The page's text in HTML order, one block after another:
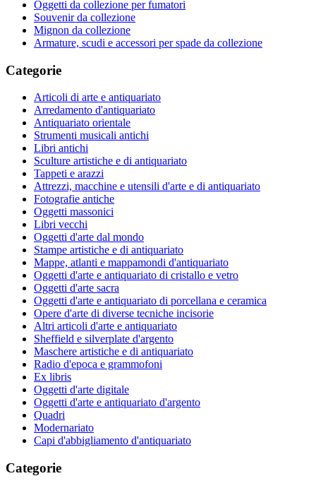
Oggetti da collezione per fumatori
Souvenir da collezione
Mignon da collezione
Armature, scudi e accessori per spade da collezione
Categorie
Articoli di arte e antiquariato
Arredamento d'antiquariato
Antiquariato orientale
Strumenti musicali antichi
Libri antichi
Sculture artistiche e di antiquariato
Tappeti e arazzi
Attrezzi, macchine e utensili d'arte e di antiquariato
Fotografie antiche
Oggetti massonici
Libri vecchi
Oggetti d'arte dal mondo
Stampe artistiche e di antiquariato
Mappe, atlanti e mappamondi d'antiquariato
Oggetti d'arte e antiquariato di cristallo e vetro
Oggetti d'arte sacra
Oggetti d'arte e antiquariato di porcellana e ceramica
Opere d'arte di diverse tecniche incisorie
Altri articoli d'arte e antiquariato
Sheffield e silverplate d'argento
Maschere artistiche e di antiquariato
Radio d'epoca e grammofoni
Ex libris
Oggetti d'arte digitale
Oggetti d'arte e antiquariato d'argento
Quadri
Modernariato
Capi d'abbigliamento d'antiquariato
Categorie